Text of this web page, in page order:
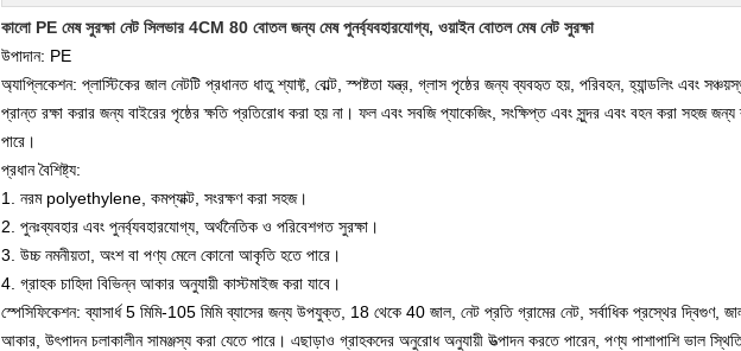
কালো PE মেষ সুরক্ষা নেট সিলভার 4CM 80 বোতল জন্য মেষ পুনর্ব্যবহারযোগ্য, ওয়াইন বোতল মেষ নেট সুরক্ষা
উপাদান: PE
অ্যাপ্লিকেশন: প্লাস্টিকের জাল নেটটি প্রধানত ধাতু শ্যাফ্ট, বোল্ট, স্পষ্টতা যন্ত্র, গ্লাস পৃষ্ঠের জন্য ব্যবহৃত হয়, পরিবহন, হ্যান্ডলিং এবং
প্রান্ত রক্ষা করার জন্য বাইরের পৃষ্ঠের ক্ষতি প্রতিরোধ করা হয় না। ফল এবং সবজি প্যাকেজিং, সংক্ষিপ্ত এবং সুন্দর এবং বহন করা সহজ জন্য
পারে।
প্রধান বৈশিষ্ট্য:
1. নরম polyethylene, কমপ্যাক্ট, সংরক্ষণ করা সহজ।
2. পুনঃব্যবহার এবং পুনর্ব্যবহারযোগ্য, অর্থনৈতিক ও পরিবেশগত সুরক্ষা।
3. উচ্চ নমনীয়তা, অংশ বা পণ্য মেলে কোনো আকৃতি হতে পারে।
4. গ্রাহক চাহিদা বিভিন্ন আকার অনুযায়ী কাস্টমাইজ করা যাবে।
স্পেসিফিকেশন: ব্যাসার্ধ 5 মিমি-105 মিমি ব্যাসের জন্য উপযুক্ত, 18 থেকে 40 জাল, নেট প্রতি গ্রামের নেট, সর্বাধিক প্রস্থের দ্বিগুণ,
আকার, উৎপাদন চলাকালীন সামঞ্জস্য করা যেতে পারে। এছাড়াও গ্রাহকদের অনুরোধ অনুযায়ী উত্পাদন করতে পারেন, পণ্য পাশাপাশি ভাল